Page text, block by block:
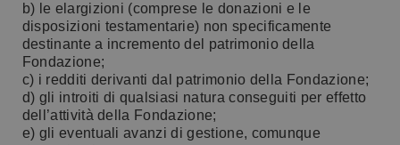
b) le elargizioni (comprese le donazioni e le
disposizioni testamentarie) non specificamente
destinante a incremento del patrimonio della
Fondazione;
c) i redditi derivanti dal patrimonio della Fondazione;
d) gli introiti di qualsiasi natura conseguiti per effetto
dell’attività della Fondazione;
e) gli eventuali avanzi di gestione, comunque